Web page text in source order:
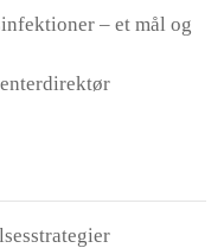
– et mål og